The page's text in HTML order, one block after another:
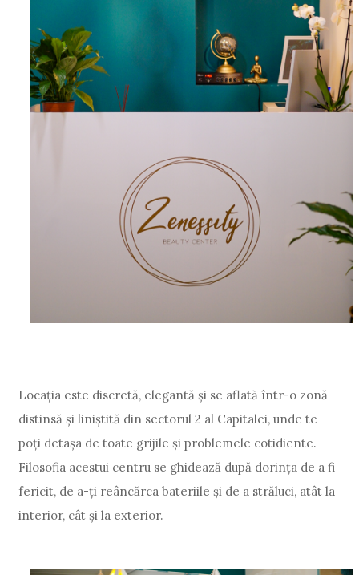
Locația este discretă, elegantă și se aflată într-o zonă
distinsă și liniștită din sectorul 2 al Capitalei, unde te
poți detașa de toate grijile și problemele cotidiente.
Filosofia acestui centru se ghidează după dorința de a fi
fericit, de a-ți reâncărca bateriile și de a străluci, atât la
interior, cât și la exterior.